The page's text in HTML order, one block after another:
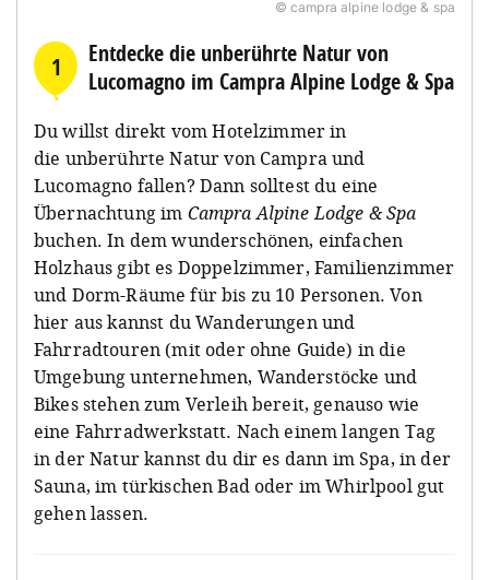
© campra alpine lodge & spa
1
Entdecke die unberührte Natur von
Lucomagno im Campra Alpine Lodge & Spa
Du willst direkt vom Hotelzimmer in
die unberührte Natur von Campra und
Lucomagno fallen? Dann solltest du eine
Übernachtung im Campra Alpine Lodge & Spa
buchen. In dem wunderschönen, einfachen
Holzhaus gibt es Doppelzimmer, Familienzimmer
und Dorm-Räume für bis zu 10 Personen. Von
hier aus kannst du Wanderungen und
Fahrradtouren (mit oder ohne Guide) in die
Umgebung unternehmen, Wanderstöcke und
Bikes stehen zum Verleih bereit, genauso wie
eine Fahrradwerkstatt. Nach einem langen Tag
in der Natur kannst du dir es dann im Spa, in der
Sauna, im türkischen Bad oder im Whirlpool gut
gehen lassen.